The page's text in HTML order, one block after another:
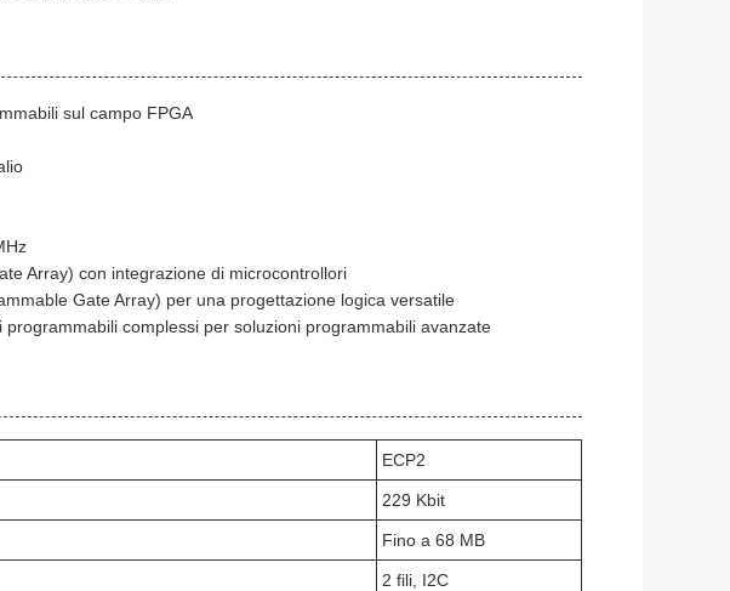
sul campo FPGA
Array) con integrazione di microcontrollori
Gate Array) per una progettazione logica versatile
complessi per soluzioni programmabili avanzate
ECP2
229 Kbit
Fino a 68 MB
2 fili, I2C